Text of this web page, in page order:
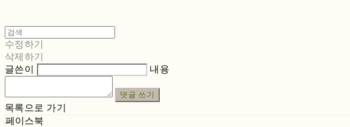
수정하기
삭제하기
글쓴이
내용
댓글 쓰기
목록으로 가기
페이스북